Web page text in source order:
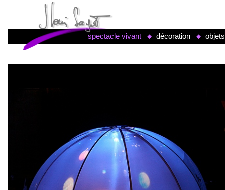
spectacle vivant décoration